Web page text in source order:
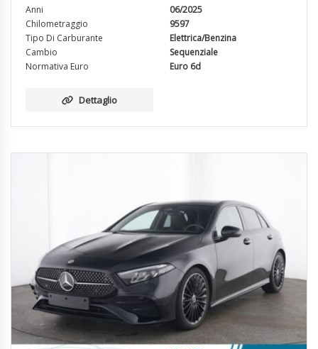
Anni
06/2025
Chilometraggio
9597
Tipo Di Carburante
Elettrica/Benzina
Cambio
Sequenziale
Normativa Euro
Euro 6d
Dettaglio